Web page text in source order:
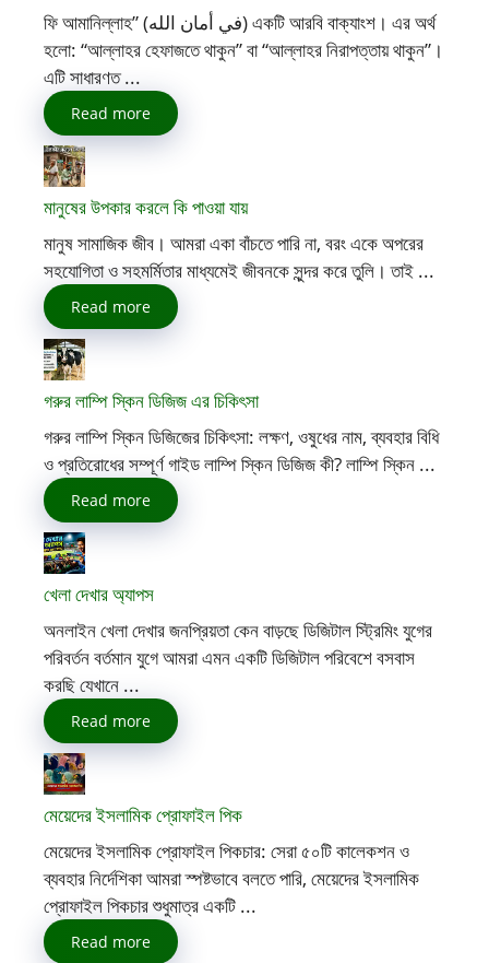
ফি আমানিল্লাহ” (في أمان الله) একটি আরবি বাক্যাংশ। এর অর্থ
হলো: “আল্লাহর হেফাজতে থাকুন” বা “আল্লাহর নিরাপত্তায় থাকুন”।
এটি সাধারণত ...
Read more
মানুষের উপকার করলে কি পাওয়া যায়
মানুষ সামাজিক জীব। আমরা একা বাঁচতে পারি না, বরং একে অপরের
সহযোগিতা ও সহমর্মিতার মাধ্যমেই জীবনকে সুন্দর করে তুলি। তাই ...
Read more
গরুর লাম্পি স্কিন ডিজিজ এর চিকিৎসা
গরুর লাম্পি স্কিন ডিজিজের চিকিৎসা: লক্ষণ, ওষুধের নাম, ব্যবহার বিধি
ও প্রতিরোধের সম্পূর্ণ গাইড লাম্পি স্কিন ডিজিজ কী? লাম্পি স্কিন ...
Read more
খেলা দেখার অ্যাপস
অনলাইন খেলা দেখার জনপ্রিয়তা কেন বাড়ছে ডিজিটাল স্ট্রিমিং যুগের
পরিবর্তন বর্তমান যুগে আমরা এমন একটি ডিজিটাল পরিবেশে বসবাস
করছি যেখানে ...
Read more
মেয়েদের ইসলামিক প্রোফাইল পিক
মেয়েদের ইসলামিক প্রোফাইল পিকচার: সেরা ৫০টি কালেকশন ও
ব্যবহার নির্দেশিকা আমরা স্পষ্টভাবে বলতে পারি, মেয়েদের ইসলামিক
প্রোফাইল পিকচার শুধুমাত্র একটি ...
Read more